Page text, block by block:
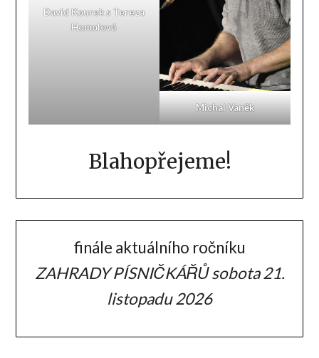
David Kourek s Tereza
Homolová
Michal Vaněk
Blahopřejeme!
finále aktuálního ročníku
ZAHRADY PÍSNIČKÁŘŮ sobota 21.
listopadu 2026